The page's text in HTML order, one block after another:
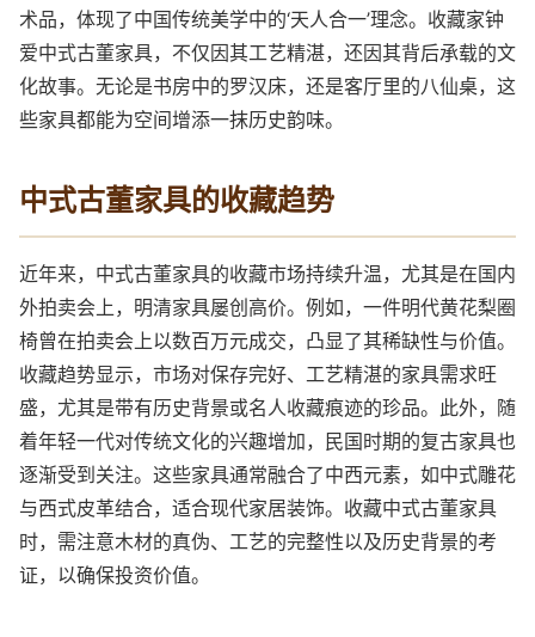
术品，体现了中国传统美学中的‘天人合一’理念。收藏家钟
爱中式古董家具，不仅因其工艺精湛，还因其背后承载的文
化故事。无论是书房中的罗汉床，还是客厅里的八仙桌，这
些家具都能为空间增添一抹历史韵味。
中式古董家具的收藏趋势
近年来，中式古董家具的收藏市场持续升温，尤其是在国内
外拍卖会上，明清家具屡创高价。例如，一件明代黄花梨圈
椅曾在拍卖会上以数百万元成交，凸显了其稀缺性与价值。
收藏趋势显示，市场对保存完好、工艺精湛的家具需求旺
盛，尤其是带有历史背景或名人收藏痕迹的珍品。此外，随
着年轻一代对传统文化的兴趣增加，民国时期的复古家具也
逐渐受到关注。这些家具通常融合了中西元素，如中式雕花
与西式皮革结合，适合现代家居装饰。收藏中式古董家具
时，需注意木材的真伪、工艺的完整性以及历史背景的考
证，以确保投资价值。